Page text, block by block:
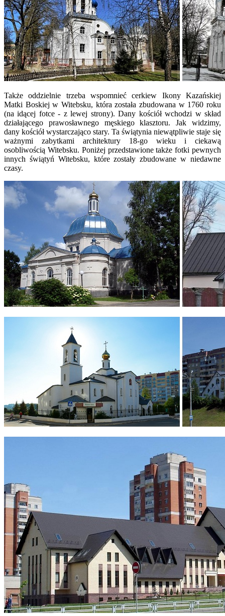
Także oddzielnie trzeba wspomnieć cerkiew Ikony Kazańskiej
Matki Boskiej w Witebsku, która została zbudowana w 1760 roku
(na idącej fotce - z lewej strony). Dany kościół wchodzi w skład
działającego prawosławnego męskiego klasztoru. Jak widzimy,
dany kościół wystarczająco stary. Ta świątynia niewątpliwie staje się
ważnymi zabytkami architektury 18-go wieku i ciekawą
osobliwością Witebsku. Poniżej przedstawione także fotki pewnych
innych świątyń Witebsku, które zostały zbudowane w niedawne
czasy.